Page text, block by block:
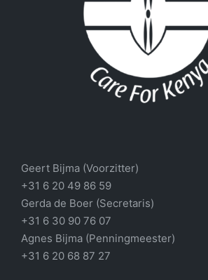
Geert Bijma (Voorzitter)
+31 6 20 49 86 59
Gerda de Boer (Secretaris)
+31 6 30 90 76 07
Agnes Bijma (Penningmeester)
+31 6 20 68 87 27